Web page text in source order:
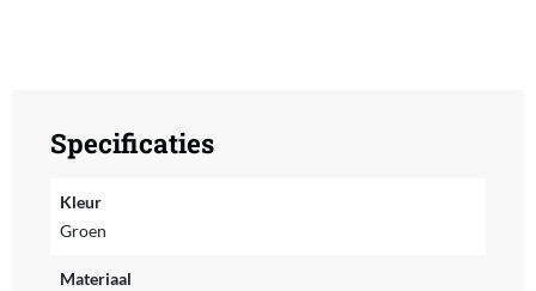
Specificaties
Kleur
Groen
Materiaal